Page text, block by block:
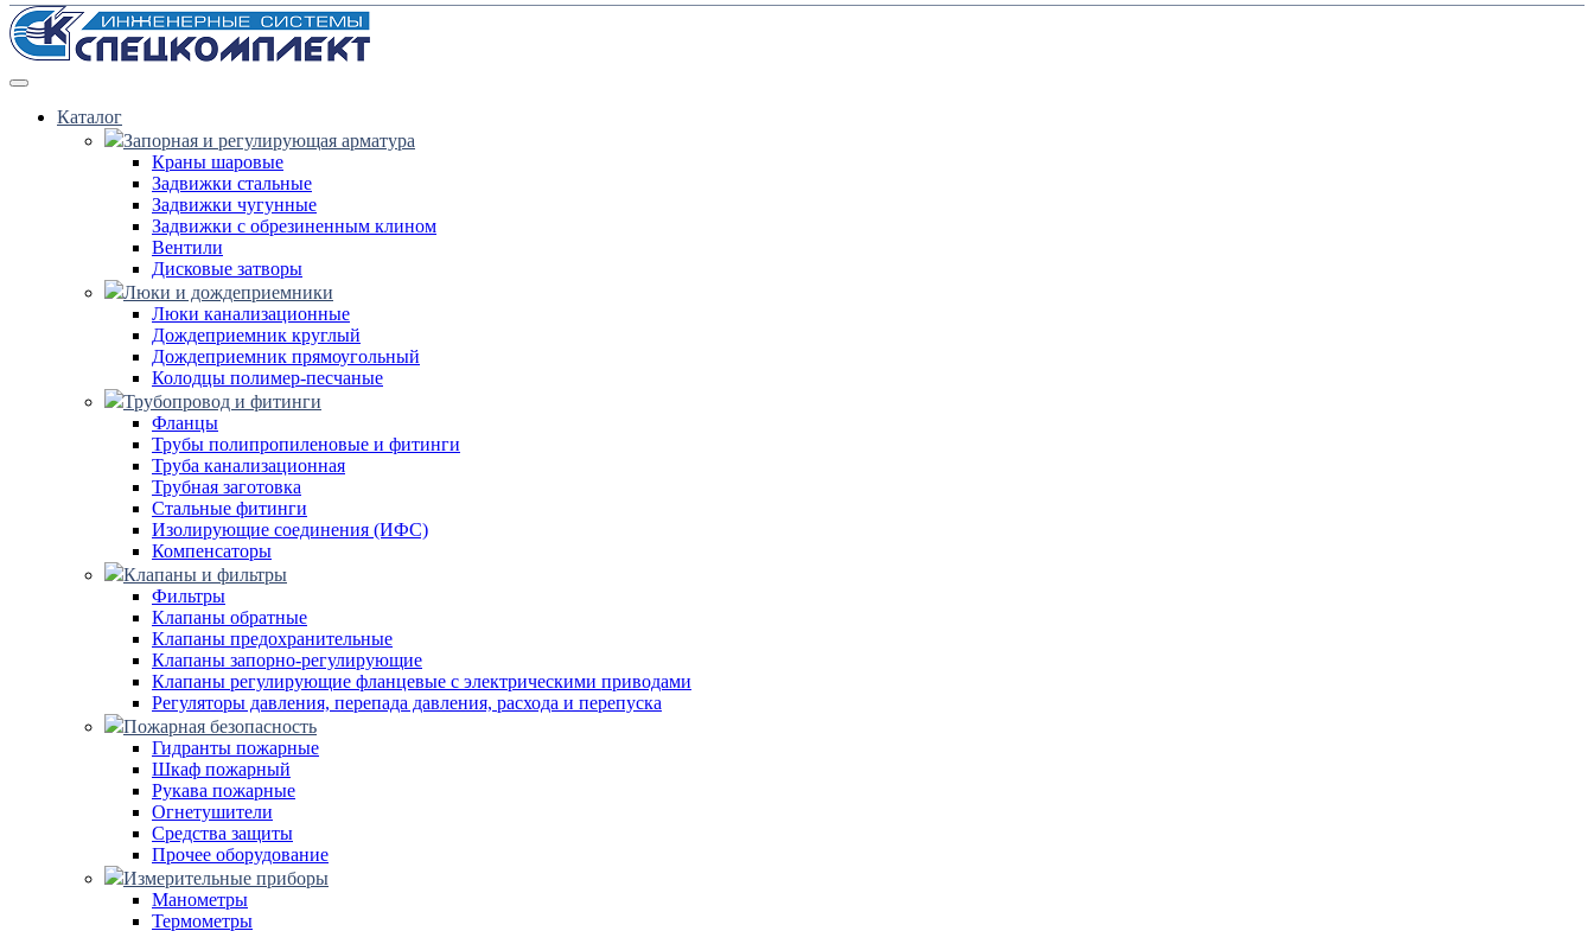
Каталог
Запорная и регулирующая арматура
Краны шаровые
Задвижки стальные
Задвижки чугунные
Задвижки с обрезиненным клином
Вентили
Дисковые затворы
Люки и дождеприемники
Люки канализационные
Дождеприемник круглый
Дождеприемник прямоугольный
Колодцы полимер-песчаные
Трубопровод и фитинги
Фланцы
Трубы полипропиленовые и фитинги
Труба канализационная
Трубная заготовка
Стальные фитинги
Изолирующие соединения (ИФС)
Компенсаторы
Клапаны и фильтры
Фильтры
Клапаны обратные
Клапаны предохранительные
Клапаны запорно-регулирующие
Клапаны регулирующие фланцевые с электрическими приводами
Регуляторы давления, перепада давления, расхода и перепуска
Пожарная безопасность
Гидранты пожарные
Шкаф пожарный
Рукава пожарные
Огнетушители
Средства защиты
Прочее оборудование
Измерительные приборы
Манометры
Термометры